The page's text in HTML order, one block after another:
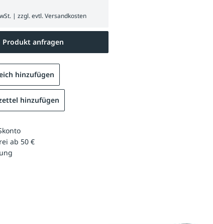
| zzgl. evtl.Versandkosten
Produkt anfragen
hinzufügen
hinzufügen
ab 50 €